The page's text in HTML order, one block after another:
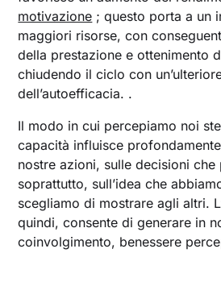
motivazione ; questo porta a un
maggiori risorse, con
della prestazione e ottenimento
chiudendo il ciclo con
dell’autoefficacia. .
Il modo in cui percepiamo noi
capacità influisce
nostre azioni, sulle decisioni che
soprattutto, sull’idea che
scegliamo di mostrare agli altri.
quindi, consente di generare in
coinvolgimento, benessere